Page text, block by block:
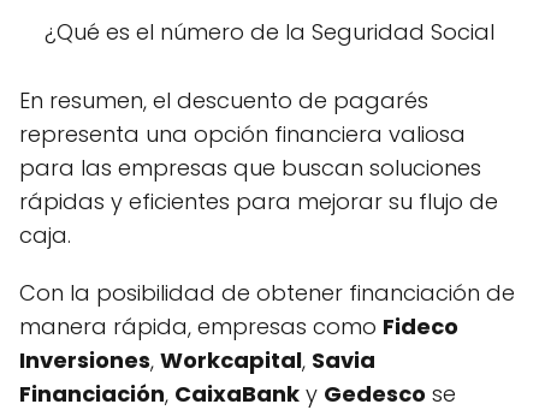
En resumen, el descuento de pagarés
representa una opción financiera valiosa
para las empresas que buscan soluciones
rápidas y eficientes para mejorar su flujo de
caja.
Con la posibilidad de obtener financiación de
manera rápida, empresas como Fideco
Inversiones, Workcapital, Savia
Financiación, CaixaBank y Gedesco se